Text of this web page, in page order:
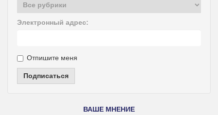
Электронный адрес:
Отпишите меня
Подписаться
ВАШЕ МНЕНИЕ